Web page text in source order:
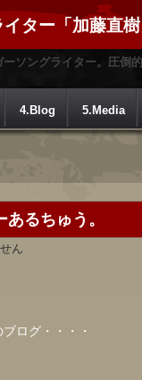
ター「加藤直
ソングライター。圧倒
4.Blog 5.Media
るちゅう。
ん
ログ・・・・